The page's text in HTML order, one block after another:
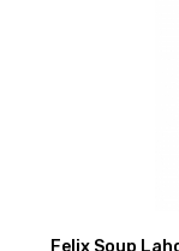
Felix Soup